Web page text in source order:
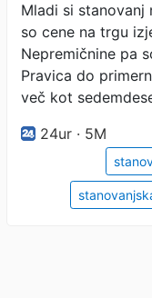
Mladi si stanovanj
so cene na trgu
Nepremičnine pa
Pravica do
več kot
24ur · 5M